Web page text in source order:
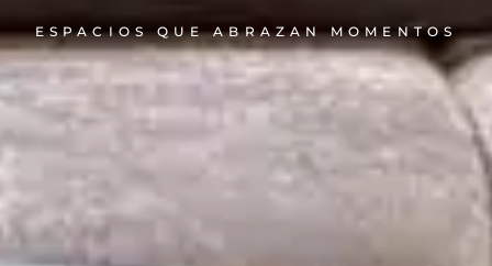
ESPACIOS QUE ABRAZAN MOMENTOS